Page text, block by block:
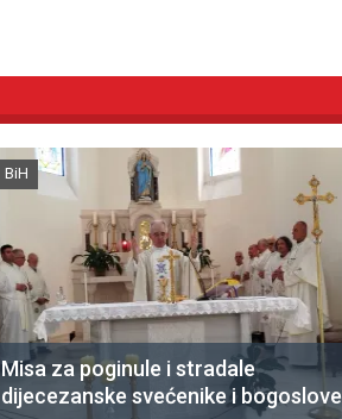
BiH
Misa za poginule i stradale
dijecezanske svećenike i bogoslove
CNAK
Smrtovdan nadbiskupa Petra Čule